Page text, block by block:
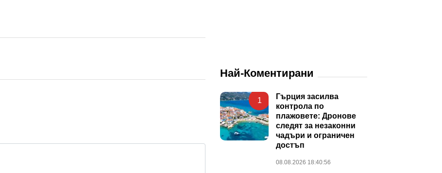
Най-Коментирани
1
Гърция засилва
контрола по
плажовете: Дронове
следят за незаконни
чадъри и ограничен
достъп
08.08.2026 18:40:56